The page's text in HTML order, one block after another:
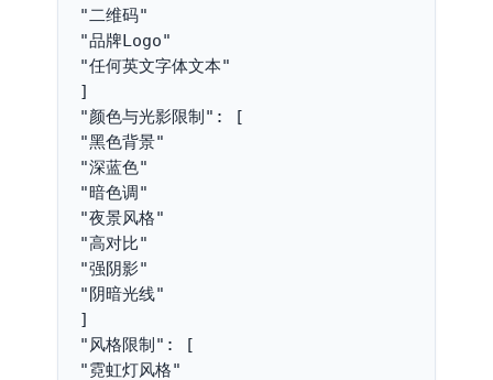
"二维码"
"品牌Logo"
"任何英文字体文本"
]
"颜色与光影限制": [
"黑色背景"
"深蓝色"
"暗色调"
"夜景风格"
"高对比"
"强阴影"
"阴暗光线"
]
"风格限制": [
"霓虹灯风格"